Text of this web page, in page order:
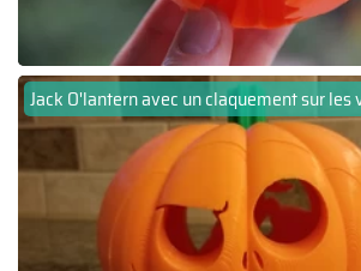
Jack O'lantern avec un claquement sur les